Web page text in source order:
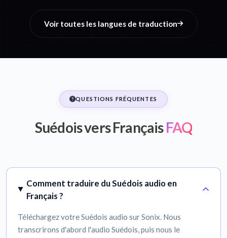
Voir toutes les langues de traduction
QUESTIONS FRÉQUENTES
Suédois vers FrançaisFAQ
Comment traduire du Suédois audio en
Français ?
Téléchargez votre Suédois audio sur Sonix. Nous
transcrirons d'abord l'audio Suédois, puis nous le